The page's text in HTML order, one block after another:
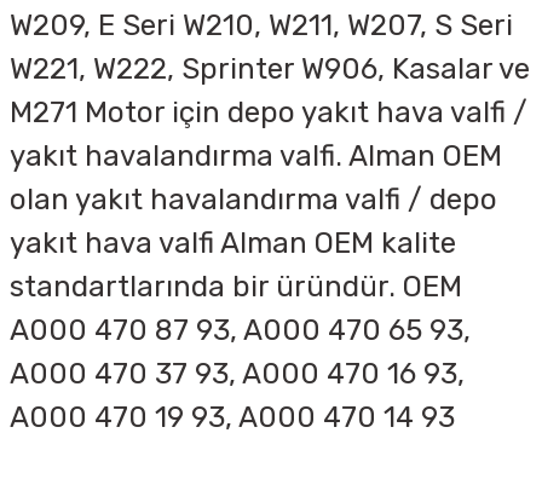
W209, E Seri W210, W211, W207, S Seri
W221, W222, Sprinter W906, Kasalar ve
M271 Motor için depo yakıt hava valfi /
yakıt havalandırma valfi. Alman OEM
olan yakıt havalandırma valfi / depo
yakıt hava valfi Alman OEM kalite
standartlarında bir üründür. OEM
A000 470 87 93, A000 470 65 93,
A000 470 37 93, A000 470 16 93,
A000 470 19 93, A000 470 14 93